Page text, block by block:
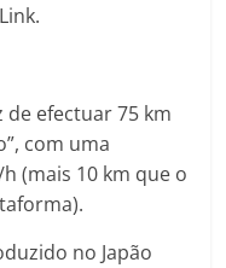
de efectuar 75 km
com uma
(mais 10 km que o
no Japão